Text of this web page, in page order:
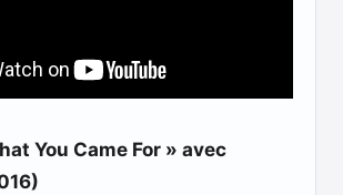
You Came For » avec